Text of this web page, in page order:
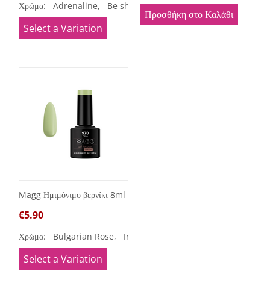
Χρώμα: Adrenaline, Be shy, Blossom, Bossy girl, Bride
Select a Variation
Προσθήκη στο Καλάθι
Magg Ημιμόνιμο βερνίκι 8ml
€5.90
Χρώμα: Bulgarian Rose, Indigo,
Select a Variation